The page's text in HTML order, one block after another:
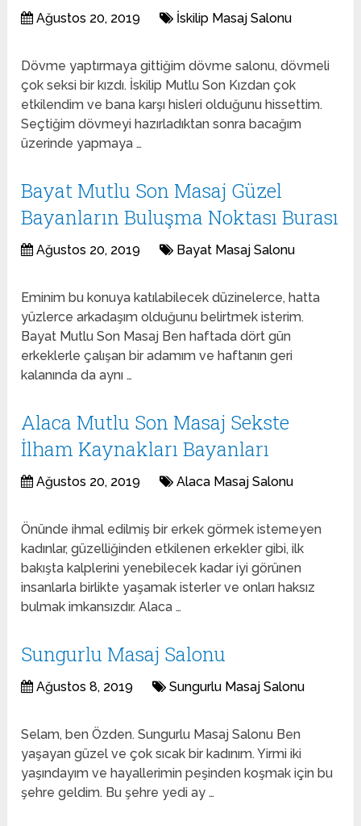
Ağustos 20, 2019 İskilip Masaj Salonu
Dövme yaptırmaya gittiğim dövme salonu, dövmeli
çok seksi bir kızdı. İskilip Mutlu Son Kızdan çok
etkilendim ve bana karşı hisleri olduğunu hissettim.
Seçtiğim dövmeyi hazırladıktan sonra bacağım
üzerinde yapmaya …
Bayat Mutlu Son Masaj Güzel
Bayanların Buluşma Noktası Burası
Ağustos 20, 2019 Bayat Masaj Salonu
Eminim bu konuya katılabilecek düzinelerce, hatta
yüzlerce arkadaşım olduğunu belirtmek isterim.
Bayat Mutlu Son Masaj Ben haftada dört gün
erkeklerle çalışan bir adamım ve haftanın geri
kalanında da aynı …
Alaca Mutlu Son Masaj Sekste
İlham Kaynakları Bayanları
Ağustos 20, 2019 Alaca Masaj Salonu
Önünde ihmal edilmiş bir erkek görmek istemeyen
kadınlar, güzelliğinden etkilenen erkekler gibi, ilk
bakışta kalplerini yenebilecek kadar iyi görünen
insanlarla birlikte yaşamak isterler ve onları haksız
bulmak imkansızdır. Alaca …
Sungurlu Masaj Salonu
Ağustos 8, 2019 Sungurlu Masaj Salonu
Selam, ben Özden. Sungurlu Masaj Salonu Ben
yaşayan güzel ve çok sıcak bir kadınım. Yirmi iki
yaşındayım ve hayallerimin peşinden koşmak için bu
şehre geldim. Bu şehre yedi ay …